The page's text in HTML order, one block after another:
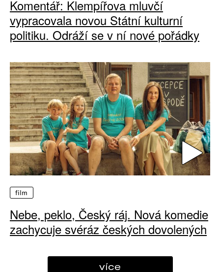
Komentář: Klempířova mluvčí
vypracovala novou Státní kulturní
politiku. Odráží se v ní nové pořádky
film
Nebe, peklo, Český ráj. Nová komedie
zachycuje svéráz českých dovolených
více